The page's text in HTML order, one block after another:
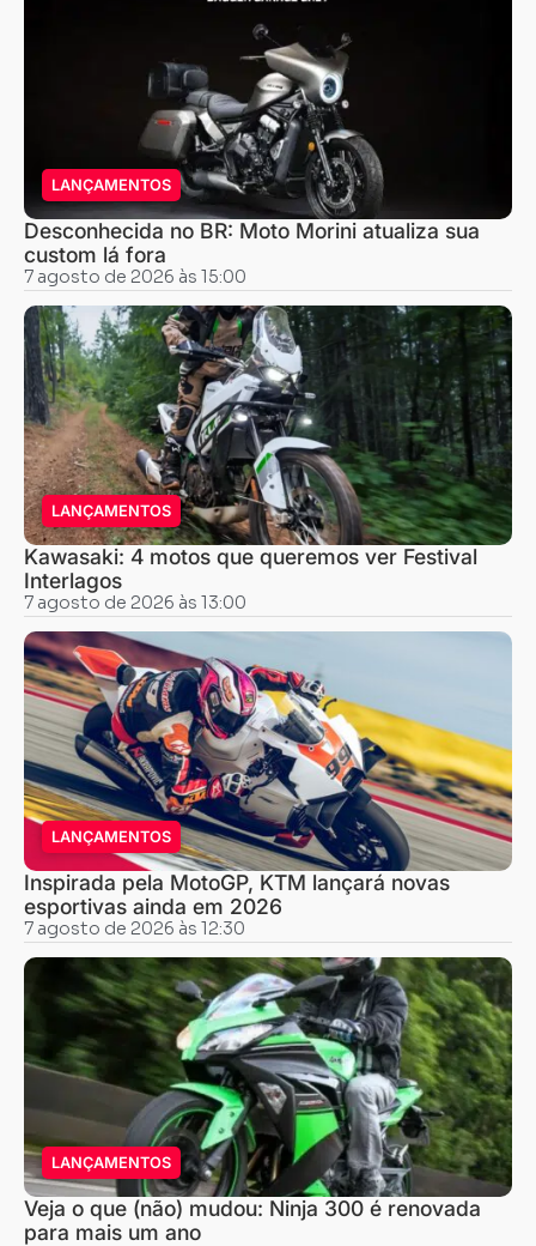
LANÇAMENTOS
Desconhecida no BR: Moto Morini atualiza sua
custom lá fora
7 agosto de 2026 às 15:00
LANÇAMENTOS
Kawasaki: 4 motos que queremos ver Festival
Interlagos
7 agosto de 2026 às 13:00
LANÇAMENTOS
Inspirada pela MotoGP, KTM lançará novas
esportivas ainda em 2026
7 agosto de 2026 às 12:30
LANÇAMENTOS
Veja o que (não) mudou: Ninja 300 é renovada
para mais um ano